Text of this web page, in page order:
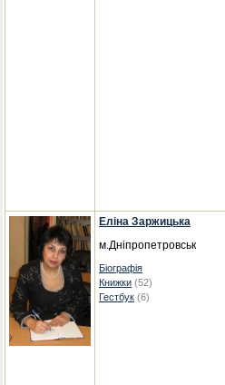
Еліна Заржицька
м.Дніпропетровськ
Біографія
Книжки (52)
Гестбук (6)